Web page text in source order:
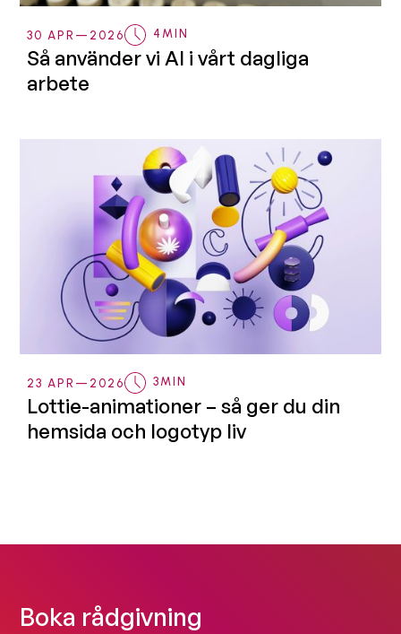
30 APR — 2026 4 MIN
Så använder vi AI i vårt dagliga
arbete
23 APR — 2026 3MIN
Lottie-animationer – så ger du din
hemsida och logotyp liv
Boka rådgivning